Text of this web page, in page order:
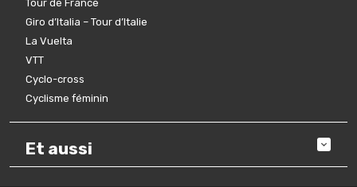
Tour de France
Giro d’Italia – Tour d’Italie
La Vuelta
VTT
Cyclo-cross
Cyclisme féminin
Et aussi